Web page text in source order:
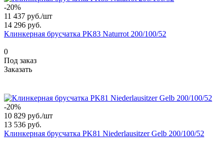
-20%
11 437 руб./шт
14 296 руб.
Клинкерная брусчатка PK83 Naturrot 200/100/52
0
Под заказ
Заказать
-20%
10 829 руб./шт
13 536 руб.
Клинкерная брусчатка PK81 Niederlausitzer Gelb 200/100/52